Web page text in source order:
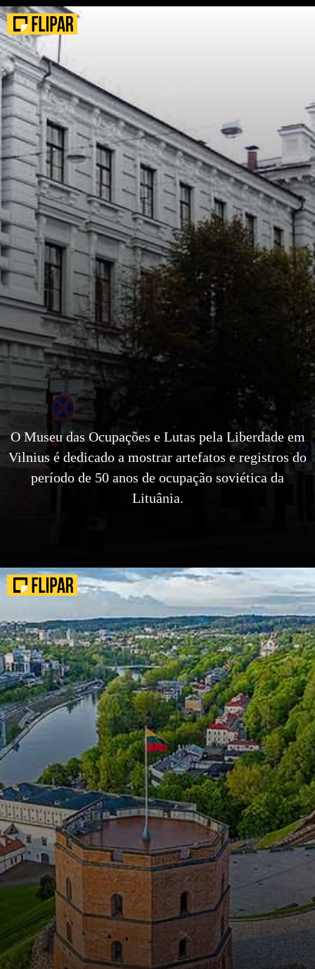
O Museu das Ocupações e Lutas pela Liberdade em
Vilnius é dedicado a mostrar artefatos e registros do
período de 50 anos de ocupação soviética da
Lituânia.